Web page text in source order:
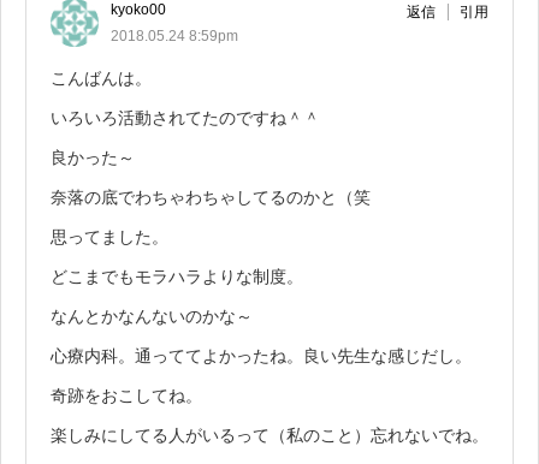
kyoko00
2018.05.24 8:59pm
返信 引用
こんばんは。
いろいろ活動されてたのですね＾＾
良かった～
奈落の底でわちゃわちゃしてるのかと（笑
思ってました。
どこまでもモラハラよりな制度。
なんとかなんないのかな～
心療内科。通っててよかったね。良い先生な感じだし。
奇跡をおこしてね。
楽しみにしてる人がいるって（私のこと）忘れないでね。